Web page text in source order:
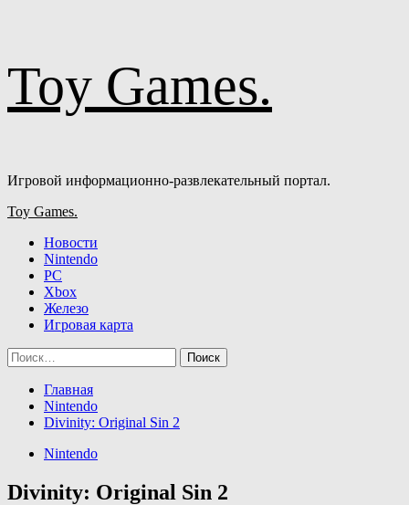
к
содержимому
Toy Games.
Игровой информационно-развлекательный портал.
Основное
Toy Games.
Новости
Nintendo
PC
Xbox
Железо
Игровая карта
Найти:
Главная
Nintendo
Divinity: Original Sin 2
Nintendo
Divinity: Original Sin 2